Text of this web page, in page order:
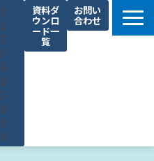
0
1
2
6
8
0
8
9
資料ダ
ウンロ
ード一
覧
お問い
合わせ